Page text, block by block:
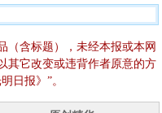
（含标题），未经本报或本网
其它改变或违背作者原意的方
日报》”。